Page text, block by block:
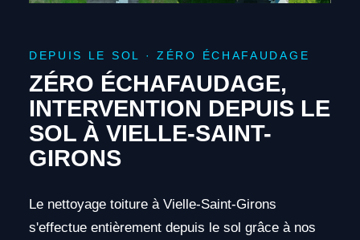
DEPUIS LE SOL · ZÉRO ÉCHAFAUDAGE
ZÉRO ÉCHAFAUDAGE,
INTERVENTION DEPUIS LE
SOL À VIELLE-SAINT-
GIRONS
Le nettoyage toiture à Vielle-Saint-Girons
s'effectue entièrement depuis le sol grâce à nos